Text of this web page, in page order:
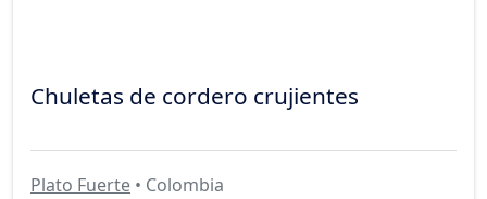
Chuletas de cordero crujientes
Plato Fuerte • Colombia